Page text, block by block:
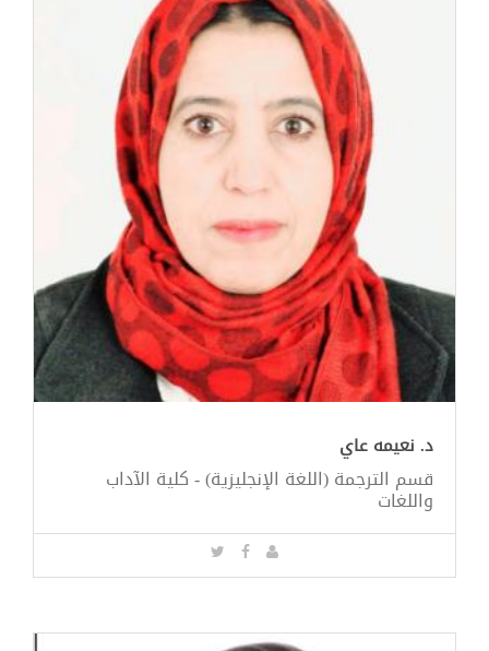
د. نعيمه عاي
قسم الترجمة (اللغة الإنجليزية) - كلية الآداب
واللغات